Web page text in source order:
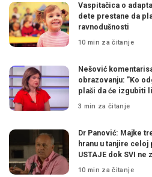
Vaspitačica o
dete prestane da
ravnodušnosti
10 min za čitanje
Nešović
obrazovanju: ”Ko
plaši da će izgubiti
3 min za čitanje
Dr Panović: Majke
hranu u tanjire
USTAJE dok SVI ne
10 min za čitanje